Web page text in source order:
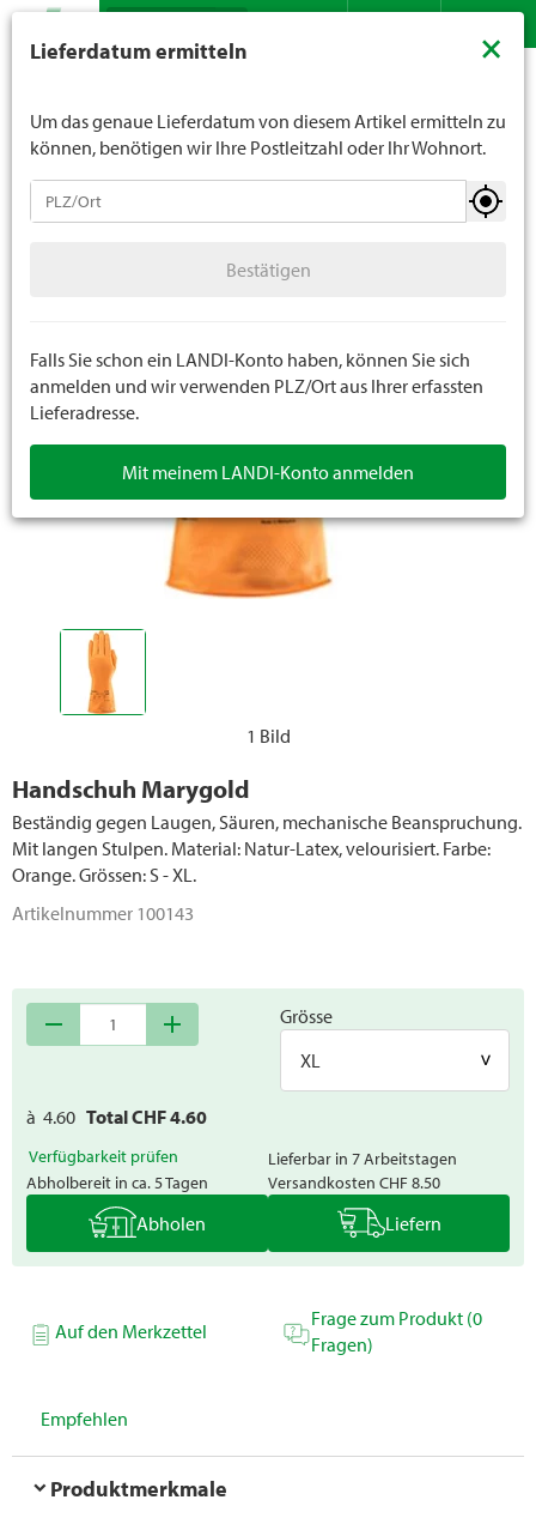
Suche
1 Bild
Handschuh Marygold
Beständig gegen Laugen, Säuren, mechanische Beanspruchung.
Mit langen Stulpen. Material: Natur-Latex, velourisiert. Farbe:
Orange. Grössen: S - XL.
Artikelnummer 100143
remove add
Grösse
XL
à 4.60 Total CHF4.60
Verfügbarkeit prüfen
Abholbereit in ca. 5 Tagen
Lieferbar in 7 Arbeitstagen
Versandkosten CHF 8.50
Abholen Liefern
Auf den Merkzettel
Frage zum Produkt (0
Fragen)
Empfehlen
Produktmerkmale
Handschuhe
Einweghandschuhe
Lieferdatum ermitteln ×
Um das genaue Lieferdatum von diesem Artikel ermitteln zu
können, benötigen wir Ihre Postleitzahl oder Ihr Wohnort.
Bestätigen
Falls Sie schon ein LANDI-Konto haben, können Sie sich
anmelden und wir verwenden PLZ/Ort aus Ihrer erfassten
Lieferadresse.
Mit meinem LANDI-Konto anmelden
unter 16 Jahren. Für Spirituosen gilt die Altersgrenze von
Sie uns verbindlich Ihr Alter an.